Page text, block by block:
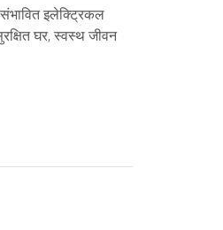
इलेक्ट्रिकल
घर, स्वस्थ जीवन